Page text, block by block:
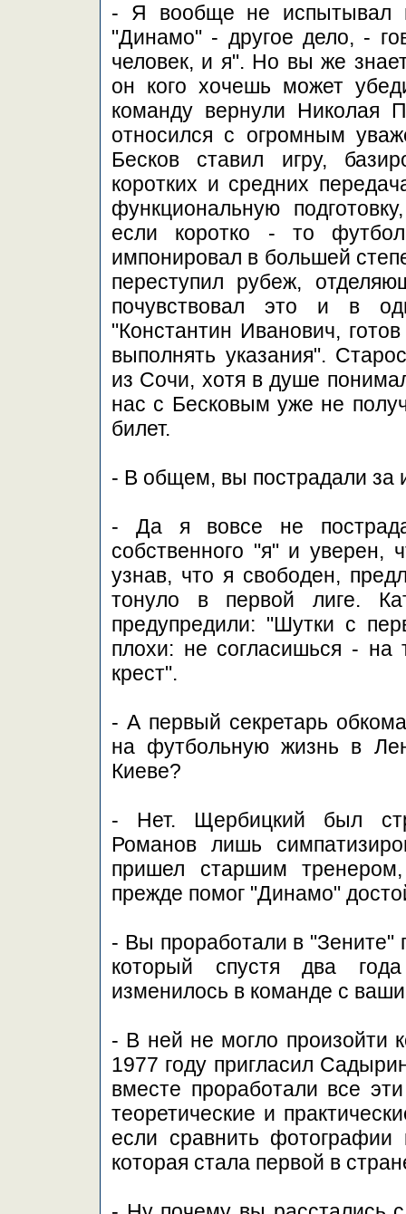
- Я вообще не испытывал
"Динамо" - другое дело, -
человек, и я". Но вы же
он кого хочешь может
команду вернули Николая
относился с огромным
Бесков ставил игру,
коротких и средних
функциональную
если коротко - то
импонировал в большей
переступил рубеж,
почувствовал это и в
"Константин Иванович,
выполнять указания".
из Сочи, хотя в душе
нас с Бесковым уже не
билет.
- В общем, вы пострадали за
- Да я вовсе не
собственного "я" и уверен,
узнав, что я свободен,
тонуло в первой лиге.
предупредили: "Шутки с
плохи: не согласишься - на
крест".
- А первый секретарь
на футбольную жизнь в
Киеве?
- Нет. Щербицкий был
Романов лишь
пришел старшим
прежде помог "Динамо"
- Вы проработали в "Зените"
который спустя два
изменилось в команде с
- В ней не могло произойти
1977 году пригласил
вместе проработали все
теоретические и
если сравнить
которая стала первой в